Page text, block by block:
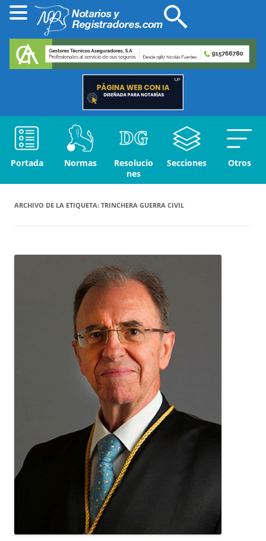
Portada Normas
Resolucio
nes
Secciones Otros
ARCHIVO DE LA ETIQUETA: TRINCHERA GUERRA CIVIL